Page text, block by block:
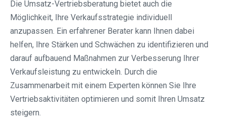
Die Umsatz-Vertriebsberatung bietet auch die
Möglichkeit, Ihre Verkaufsstrategie individuell
anzupassen. Ein erfahrener Berater kann Ihnen dabei
helfen, Ihre Stärken und Schwächen zu identifizieren und
darauf aufbauend Maßnahmen zur Verbesserung Ihrer
Verkaufsleistung zu entwickeln. Durch die
Zusammenarbeit mit einem Experten können Sie Ihre
Vertriebsaktivitäten optimieren und somit Ihren Umsatz
steigern.